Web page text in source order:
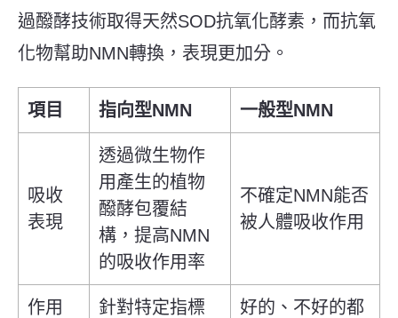
過醱酵技術取得天然SOD抗氧化酵素， 而抗氧
化物幫助NMN轉換，表現更加分。
項目 指向型NMN 一般型NMN
吸收
表現
透過微生物作
用產生的植物
醱酵包覆結
構，提高NMN
的吸收作用率
不確定NMN能否
被人體吸收作用
作用
針對特定指標
好的、不好的都